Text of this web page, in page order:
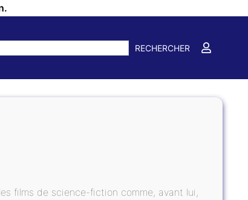
RECHERCHER
films de science-fiction comme, avant lui,